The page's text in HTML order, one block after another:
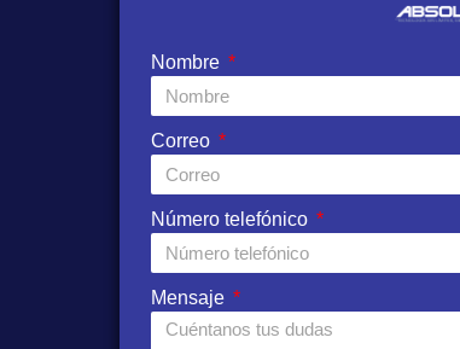
Nombre
Correo
Número telefónico
Mensaje